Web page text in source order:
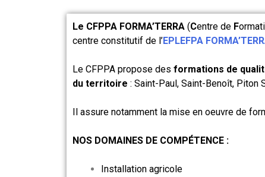
Le CFPPA FORMA’TERRA (Centre de F
centre constitutif de l’EPLEFPA
Le CFPPA propose des formations de
du territoire : Saint-Paul, Saint-Benoît, Piton
Il assure notamment la mise en oeuvre de
NOS DOMAINES DE COMPÉTENCE :
Installation agricole